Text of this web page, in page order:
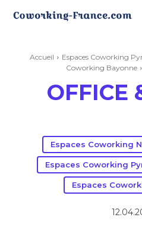
Accueil Espaces Coworking
Coworking Bayonne
OFFICE
Espaces Coworking
Espaces Coworking
Espaces